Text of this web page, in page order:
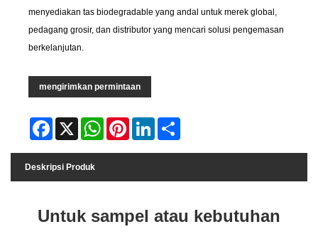
menyediakan tas biodegradable yang andal untuk merek global,
pedagang grosir, dan distributor yang mencari solusi pengemasan
berkelanjutan.
mengirimkan permintaan
Facebook
X WhatsAppPinterestLinkedIn
Deskripsi Produk
Untuk sampel atau kebutuhan